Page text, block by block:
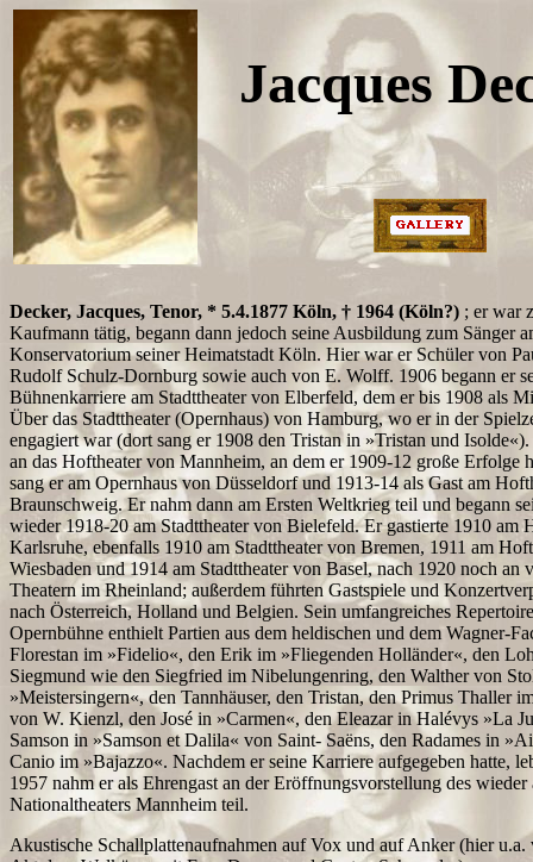
Jacques
Decker, Jacques, Tenor, * 5.4.1877 Köln, † 1964 (Köln?) ; er war
Kaufmann tätig, begann dann jedoch seine Ausbildung zum Sänger
Konservatorium seiner Heimatstadt Köln. Hier war er Schüler von
Rudolf Schulz-Dornburg sowie auch von E. Wolff. 1906 begann er
Bühnenkarriere am Stadttheater von Elberfeld, dem er bis 1908 als
Über das Stadttheater (Opernhaus) von Hamburg, wo er in der
engagiert war (dort sang er 1908 den Tristan in »Tristan und
an das Hoftheater von Mannheim, an dem er 1909-12 große Erfolge
sang er am Opernhaus von Düsseldorf und 1913-14 als Gast am
Braunschweig. Er nahm dann am Ersten Weltkrieg teil und begann
wieder 1918-20 am Stadttheater von Bielefeld. Er gastierte 1910 am
Karlsruhe, ebenfalls 1910 am Stadttheater von Bremen, 1911 am
Wiesbaden und 1914 am Stadttheater von Basel, nach 1920 noch an
Theatern im Rheinland; außerdem führten Gastspiele und
nach Österreich, Holland und Belgien. Sein umfangreiches
Opernbühne enthielt Partien aus dem heldischen und dem Wagner-
Florestan im »Fidelio«, den Erik im »Fliegenden Holländer«, den
Siegmund wie den Siegfried im Nibelungenring, den Walther von
»Meistersingern«, den Tannhäuser, den Tristan, den Primus Thaller
von W. Kienzl, den José in »Carmen«, den Eleazar in Halévys »La
Samson in »Samson et Dalila« von Saint- Saëns, den Radames in
Canio im »Bajazzo«. Nachdem er seine Karriere aufgegeben hatte,
1957 nahm er als Ehrengast an der Eröffnungsvorstellung des wieder
Nationaltheaters Mannheim teil.
Akustische Schallplattenaufnahmen auf Vox und auf Anker (hier u.a.